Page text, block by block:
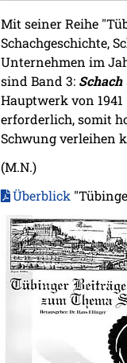
Mit seiner Reihe
Schachgeschichte,
Unternehmen im
sind Band 3:
Hauptwerk von
erforderlich, somit
Schwung verleihen
(M.N.)
Überblick